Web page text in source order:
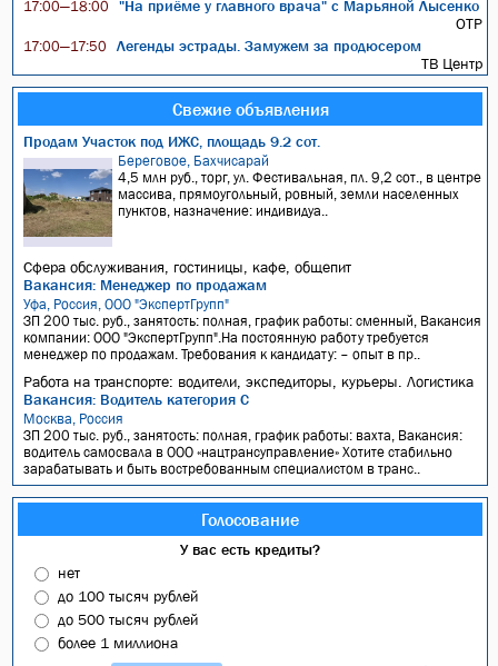
17:00—18:00
"На приёме у главного врача" с Марьяной Лысенко
ОТР
17:00—17:50
Легенды эстрады. Замужем за продюсером
ТВ Центр
Свежие объявления
Продам Участок под ИЖС, площадь 9.2 сот.
Береговое, Бахчисарай
4,5 млн руб., торг, ул. Фестивальная, пл. 9,2 сот., в центре
массива, прямоугольный, ровный, земли населенных
пунктов, назначение: индивидуа..
Сфера обслуживания, гостиницы, кафе, общепит
Вакансия: Менеджер по продажам
Уфа, Россия, ООО "ЭкспертГрупп"
ЗП 200 тыс. руб., занятость: полная, график работы: сменный, Вакансия
компании: ООО "ЭкспертГрупп".На постоянную работу требуется
менеджер по продажам. Требования к кандидату: – опыт в пр..
Работа на транспорте: водители, экспедиторы, курьеры. Логистика
Вакансия: Водитель категория С
Москва, Россия
ЗП 200 тыс. руб., занятость: полная, график работы: вахта, Вакансия:
водитель самосвала в ООО «нацтрансуправление» Хотите стабильно
зарабатывать и быть востребованным специалистом в транс..
Голосование
У вас есть кредиты?
нет
до 100 тысяч рублей
до 500 тысяч рублей
более 1 миллиона